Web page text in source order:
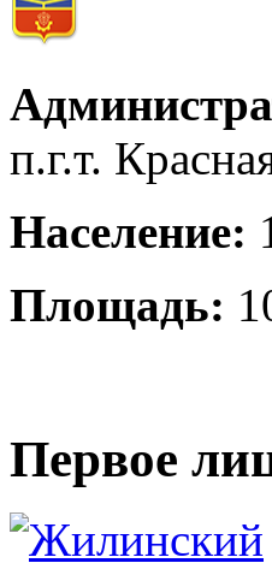
п.г.т.
Население:
Площадь:
Первое